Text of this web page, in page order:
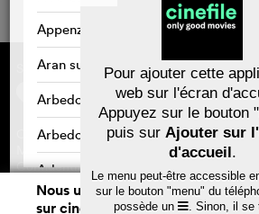
Appenzell
Aran sur Vilette
Arbedo
Arbedo-Castione
Arbon
Arlesheim
Sponsorisé par
Contact
Mentions légales
Confidentialité des données
À
FAQ
Bons-
Nous utilisons des cookies. En
sur cinefile.ch, vous acceptez
Pour ajouter cette
web sur l'écran
Appuyez sur le bouton
puis sur Ajouter sur
d'accueil.
Le menu peut-être accessible
sur le bouton "menu" du
possède un
. Sinon, il